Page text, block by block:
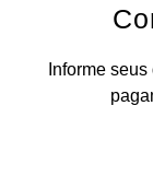
Informe